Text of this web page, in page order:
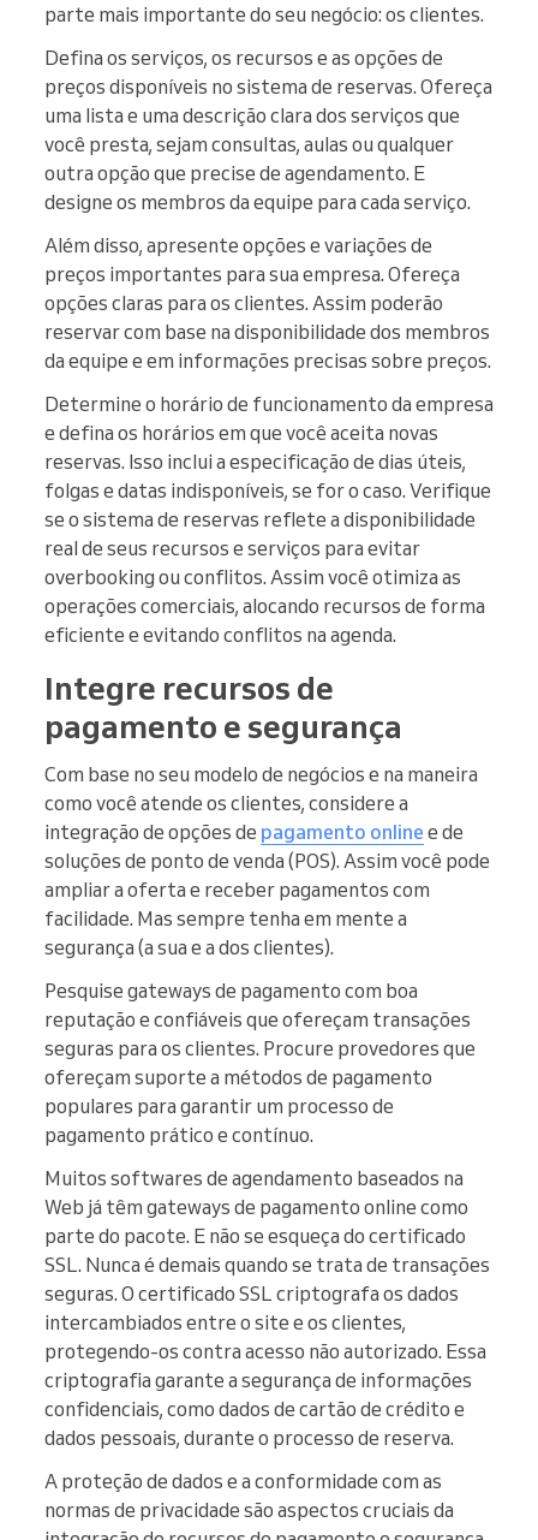
parte mais importante do seu negócio: os clientes.
Defina os serviços, os recursos e as opções de
preços disponíveis no sistema de reservas. Ofereça
uma lista e uma descrição clara dos serviços que
você presta, sejam consultas, aulas ou qualquer
outra opção que precise de agendamento. E
designe os membros da equipe para cada serviço.
Além disso, apresente opções e variações de
preços importantes para sua empresa. Ofereça
opções claras para os clientes. Assim poderão
reservar com base na disponibilidade dos membros
da equipe e em informações precisas sobre preços.
Determine o horário de funcionamento da empresa
e defina os horários em que você aceita novas
reservas. Isso inclui a especificação de dias úteis,
folgas e datas indisponíveis, se for o caso. Verifique
se o sistema de reservas reflete a disponibilidade
real de seus recursos e serviços para evitar
overbooking ou conflitos. Assim você otimiza as
operações comerciais, alocando recursos de forma
eficiente e evitando conflitos na agenda.
Integre recursos de
pagamento e segurança
Com base no seu modelo de negócios e na maneira
como você atende os clientes, considere a
integração de opções de pagamento online e de
soluções de ponto de venda (POS). Assim você pode
ampliar a oferta e receber pagamentos com
facilidade. Mas sempre tenha em mente a
segurança (a sua e a dos clientes).
Pesquise gateways de pagamento com boa
reputação e confiáveis que ofereçam transações
seguras para os clientes. Procure provedores que
ofereçam suporte a métodos de pagamento
populares para garantir um processo de
pagamento prático e contínuo.
Muitos softwares de agendamento baseados na
Web já têm gateways de pagamento online como
parte do pacote. E não se esqueça do certificado
SSL. Nunca é demais quando se trata de transações
seguras. O certificado SSL criptografa os dados
intercambiados entre o site e os clientes,
protegendo-os contra acesso não autorizado. Essa
criptografia garante a segurança de informações
confidenciais, como dados de cartão de crédito e
dados pessoais, durante o processo de reserva.
A proteção de dados e a conformidade com as
normas de privacidade são aspectos cruciais da